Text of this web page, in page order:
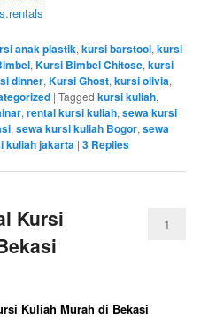
anak plastik,kursi barstool,kursi
,Kursi Bimbel Chitose,kursi
dinner,Kursi Ghost,kursi olivia,
|Tagged kursi kuliah,
,rental kursi kuliah,sewa kursi
,sewa kursi kuliah Bogor,sewa
kuliah jakarta |3 Replies
Kursi
1
Kuliah Murah di Bekasi